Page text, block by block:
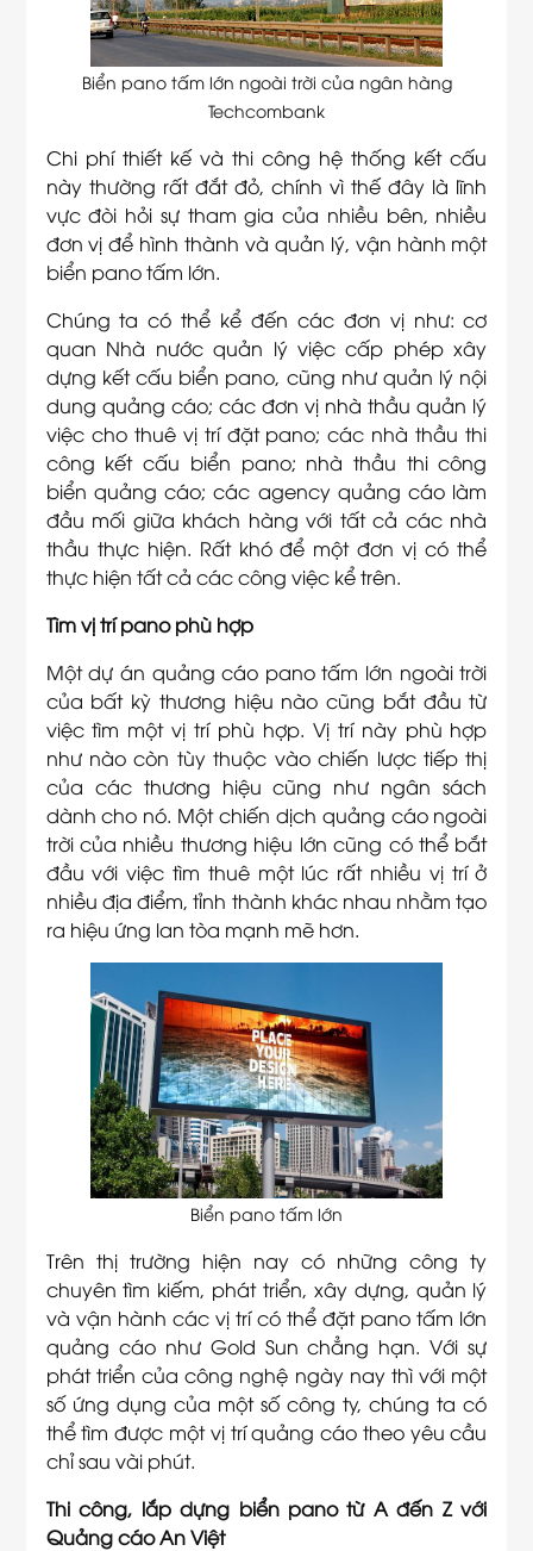
Biển pano tấm lớn ngoài trời của ngân hàng
Techcombank
Chi phí thiết kế và thi công hệ thống kết cấu
này thường rất đắt đỏ, chính vì thế đây là lĩnh
vực đòi hỏi sự tham gia của nhiều bên, nhiều
đơn vị để hình thành và quản lý, vận hành một
biển pano tấm lớn.
Chúng ta có thể kể đến các đơn vị như: cơ
quan Nhà nước quản lý việc cấp phép xây
dựng kết cấu biển pano, cũng như quản lý nội
dung quảng cáo; các đơn vị nhà thầu quản lý
việc cho thuê vị trí đặt pano; các nhà thầu thi
công kết cấu biển pano; nhà thầu thi công
biển quảng cáo; các agency quảng cáo làm
đầu mối giữa khách hàng với tất cả các nhà
thầu thực hiện. Rất khó để một đơn vị có thể
thực hiện tất cả các công việc kể trên.
Tìm vị trí pano phù hợp
Một dự án quảng cáo pano tấm lớn ngoài trời
của bất kỳ thương hiệu nào cũng bắt đầu từ
việc tìm một vị trí phù hợp. Vị trí này phù hợp
như nào còn tùy thuộc vào chiến lược tiếp thị
của các thương hiệu cũng như ngân sách
dành cho nó. Một chiến dịch quảng cáo ngoài
trời của nhiều thương hiệu lớn cũng có thể bắt
đầu với việc tìm thuê một lúc rất nhiều vị trí ở
nhiều địa điểm, tỉnh thành khác nhau nhằm tạo
ra hiệu ứng lan tòa mạnh mẽ hơn.
Biển pano tấm lớn
Trên thị trường hiện nay có những công ty
chuyên tìm kiếm, phát triển, xây dựng, quản lý
và vận hành các vị trí có thể đặt pano tấm lớn
quảng cáo như Gold Sun chẳng hạn. Với sự
phát triển của công nghệ ngày nay thì với một
số ứng dụng của một số công ty, chúng ta có
thể tìm được một vị trí quảng cáo theo yêu cầu
chỉ sau vài phút.
Thi công, lắp dựng biển pano từ A đến Z với
Quảng cáo An Việt